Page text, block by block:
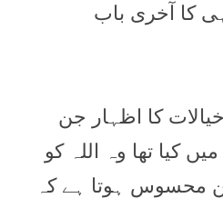
کا آخری باب
کا اظہار جن
کیا تھا وہ اللہ کو
محسوس ہوتا ہے کہ